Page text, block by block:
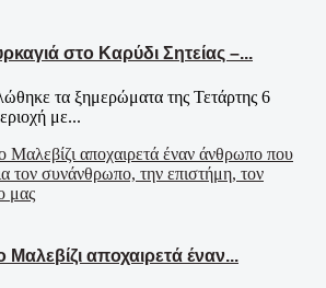
στο Καρύδι Σητείας –...
τα ξημερώματα της Τετάρτης 6
με...
αποχαιρετά έναν...